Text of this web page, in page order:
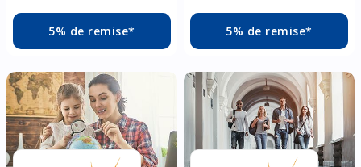
5% de remise* 5% de remise*